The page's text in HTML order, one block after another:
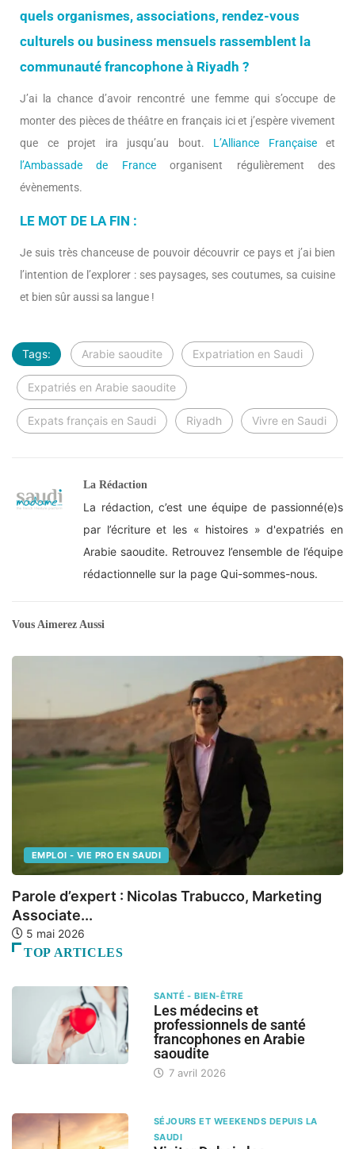
quels organismes, associations, rendez-vous
culturels ou business mensuels rassemblent la
communauté francophone à Riyadh ?
J’ai la chance d’avoir rencontré une femme qui s’occupe de
monter des pièces de théâtre en français ici et j’espère vivement
que ce projet ira jusqu’au bout. L’Alliance Françaiseet
l’Ambassade de France
organisent régulièrement des
évènements.
LE MOT DE LA FIN :
Je suis très chanceuse de pouvoir découvrir ce pays et j’ai bien
l’intention de l’explorer : ses paysages, ses coutumes, sa cuisine
et bien sûr aussi sa langue !
Tags: Arabie saoudite Expatriation en Saudi
Expatriés en Arabie saoudite
Expats français en Saudi Riyadh Vivre en Saudi
La Rédaction
La rédaction, c’est une équipe de passionné(e)s
par l’écriture et les « histoires » d'expatriés en
Arabie saoudite. Retrouvez l’ensemble de l’équipe
rédactionnelle sur la page Qui-sommes-nous.
Vous Aimerez Aussi
EMPLOI - VIE PRO EN SAUDI
Parole d’expert : Nicolas Trabucco, Marketing
Associate...
5 mai 2026
TOP ARTICLES
SANTÉ - BIEN-ÊTRE
Les médecins et
professionnels de santé
francophones en Arabie
saoudite
7 avril 2026
SÉJOURS ET WEEKENDS DEPUIS LA
SAUDI